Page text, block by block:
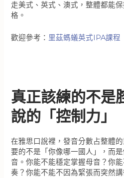
走美式、英式、澳式，整體都能
格。
歡迎參考： 里茲螞蟻英式IPA課程
真正該練的不是
說的「控制力」
在雅思口說裡，發音分數占整體
要的不是「你像哪一國人」，而
音。你能不能穩定掌握母音？你
奏？你能不能不因為緊張而突然